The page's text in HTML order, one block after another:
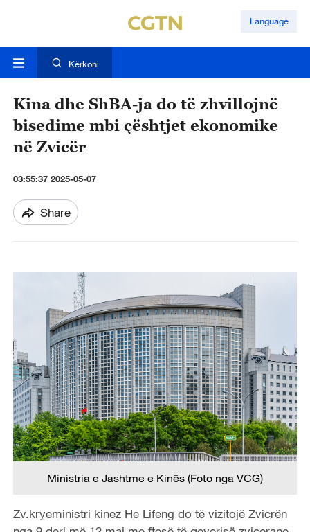
Language
Kërkoni
Kina dhe ShBA-ja do të zhvillojnë
bisedime mbi çështjet ekonomike
në Zvicër
03:55:37 2025-05-07
Share
Ministria e Jashtme e Kinës (Foto nga VCG)
Zv.kryeministri kinez He Lifeng do të vizitojë Zvicrën